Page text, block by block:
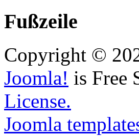
Fußzeile
Copyright ©
Joomla! is Free
License.
Joomla